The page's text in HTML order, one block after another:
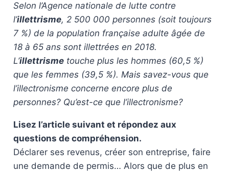
Selon l’Agence nationale de lutte contre
l’illettrisme, 2 500 000 personnes (soit toujours
7 %) de la population française adulte âgée de
18 à 65 ans sont illettrées en 2018.
L’illettrismetouche plus les hommes (60,5 %)
que les femmes (39,5 %). Mais savez-vous que
l’illectronisme concerne encore plus de
personnes? Qu’est-ce que l’illectronisme?
Lisez l’article suivant et répondez aux
questions de compréhension.
Déclarer ses revenus, créer son entreprise, faire
une demande de permis… Alors que de plus en